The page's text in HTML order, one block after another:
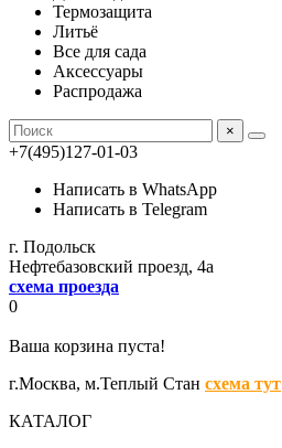
Термозащита
Литьё
Все для сада
Аксессуары
Распродажа
×
+7(495)127-01-03
Написать в WhatsApp
Написать в Telegram
г. Подольск
Нефтебазовский проезд, 4а
схема проезда
0
Ваша корзина пуста!
г.Москва, м.Теплый Стан схема тут
КАТАЛОГ